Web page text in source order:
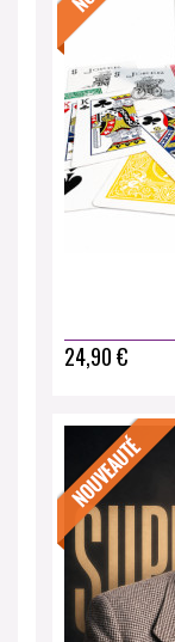
24,90 €